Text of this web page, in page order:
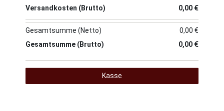
Versandkosten (Brutto)
0,00 €
Gesamtsumme (Netto)
0,00 €
Gesamtsumme (Brutto)
0,00 €
Kasse